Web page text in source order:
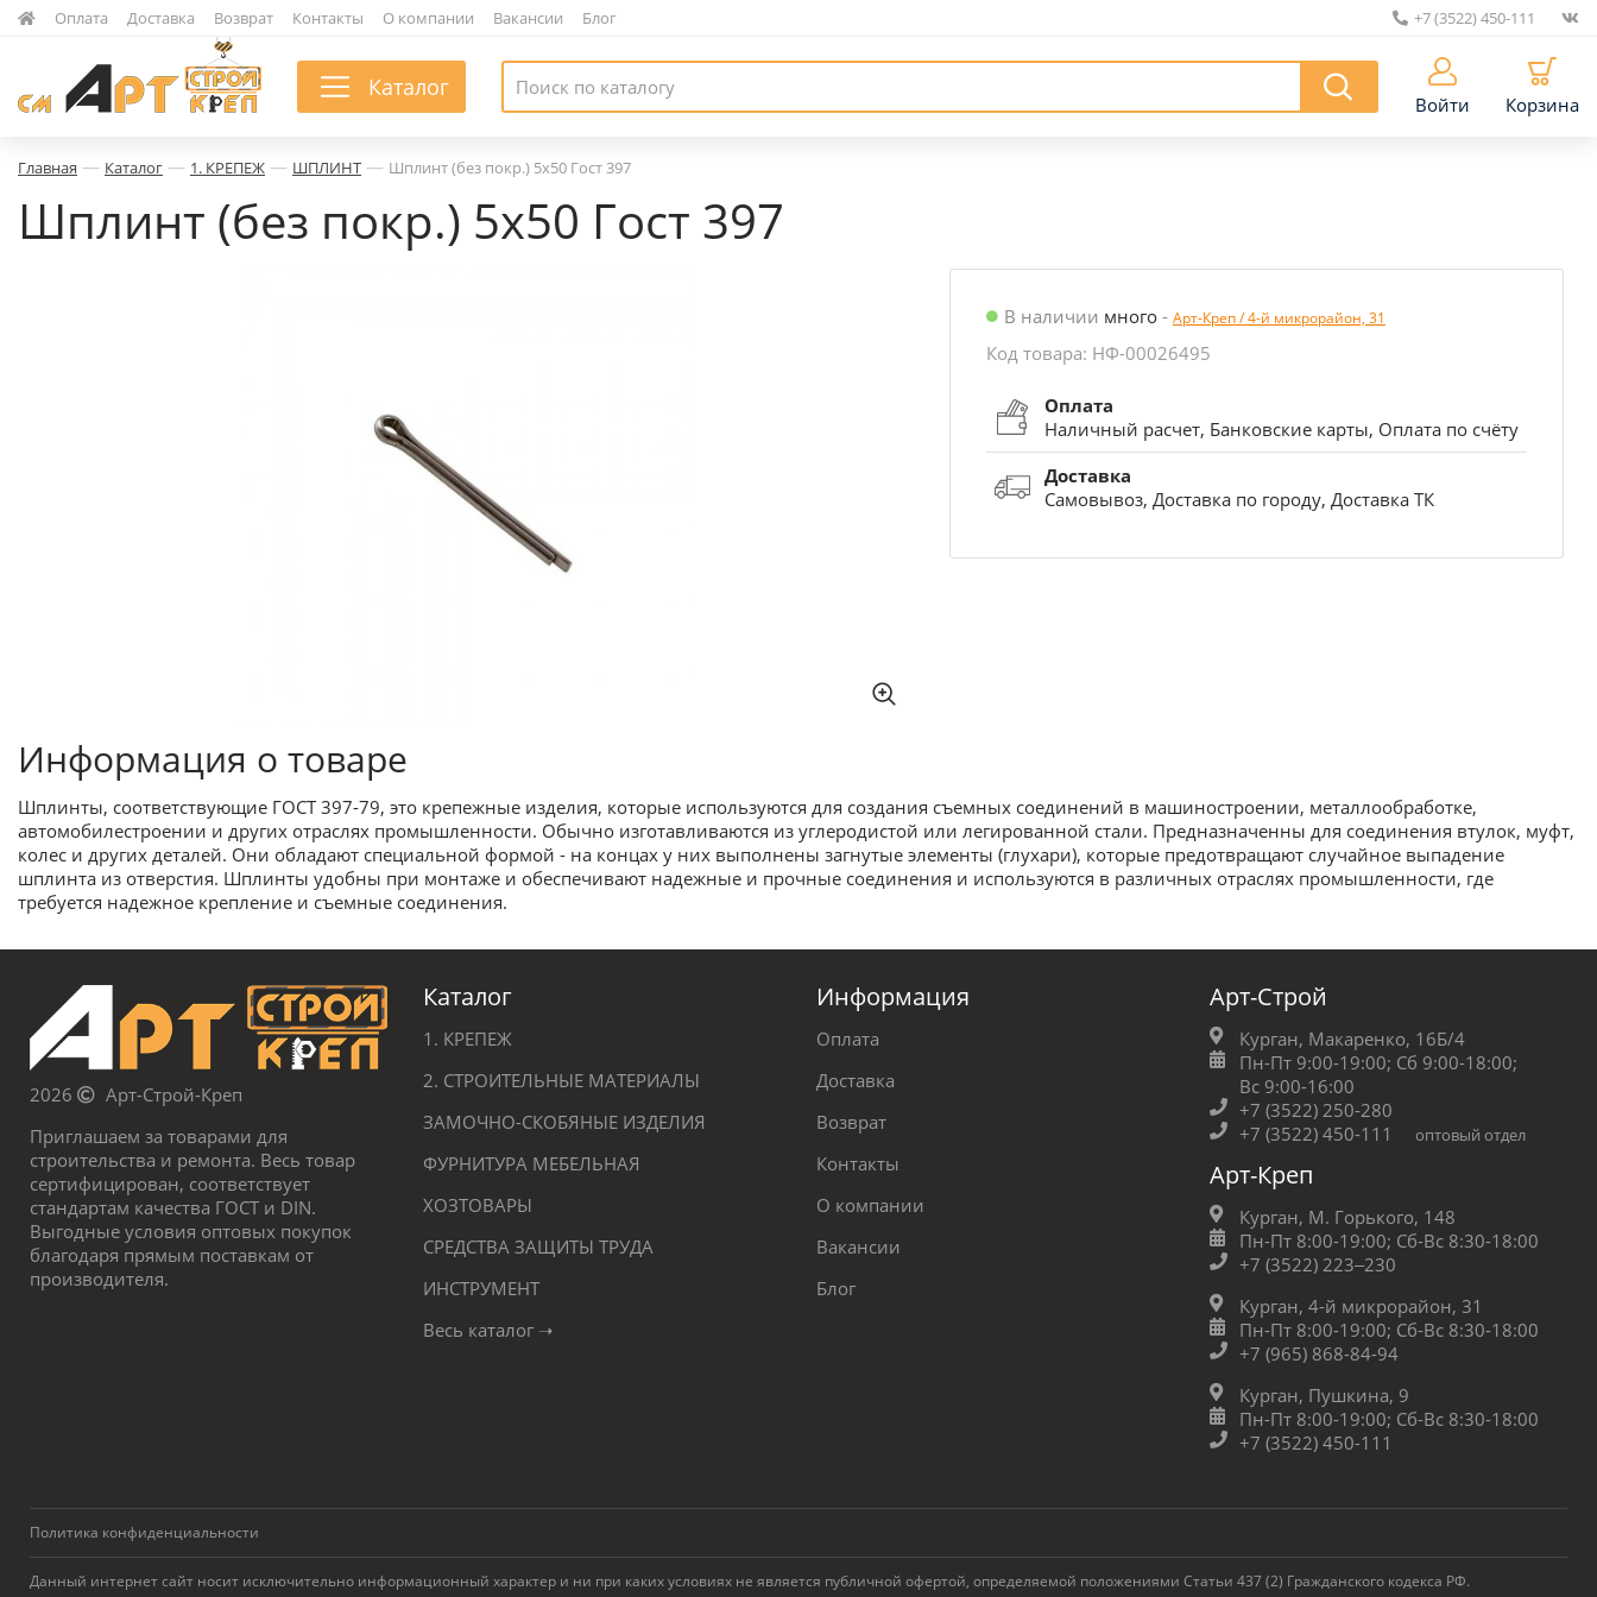
Оплата Доставка Возврат Контакты О компании Вакансии Блог +7 (3522) 450-111
Каталог
Войти Корзина
Главная — Каталог — 1. КРЕПЕЖ — ШПЛИНТ — Шплинт (без покр.) 5х50 Гост 397
Шплинт (без покр.) 5х50 Гост 397
В наличии много - Арт-Креп / 4-й микрорайон, 31
Код товара: НФ-00026495
Оплата
Наличный расчет, Банковские карты, Оплата по счёту
Доставка
Самовывоз, Доставка по городу, Доставка ТК
Информация о товаре
Шплинты, соответствующие ГОСТ 397-79, это крепежные изделия, которые используются для создания съемных соединений в машиностроении, металлообработке,
автомобилестроении и других отраслях промышленности. Обычно изготавливаются из углеродистой или легированной стали. Предназначенны для соединения втулок, муфт,
колес и других деталей. Они обладают специальной формой - на концах у них выполнены загнутые элементы (глухари), которые предотвращают случайное выпадение
шплинта из отверстия. Шплинты удобны при монтаже и обеспечивают надежные и прочные соединения и используются в различных отраслях промышленности, где
требуется надежное крепление и съемные соединения.
2026
Арт-Строй-Креп
Приглашаем за товарами для
строительства и ремонта. Весь товар
сертифицирован, соответствует
стандартам качества ГОСТ и DIN.
Выгодные условия оптовых покупок
благодаря прямым поставкам от
производителя.
Каталог
1. КРЕПЕЖ
2. СТРОИТЕЛЬНЫЕ МАТЕРИАЛЫ
ЗАМОЧНО-СКОБЯНЫЕ ИЗДЕЛИЯ
ФУРНИТУРА МЕБЕЛЬНАЯ
ХОЗТОВАРЫ
СРЕДСТВА ЗАЩИТЫ ТРУДА
ИНСТРУМЕНТ
Весь каталог ➝
Информация
Оплата
Доставка
Возврат
Контакты
О компании
Вакансии
Блог
Арт-Строй
Курган, Макаренко, 16Б/4
Пн-Пт 9:00-19:00; Сб 9:00-18:00;
Вс 9:00-16:00
+7 (3522) 250-280
+7 (3522) 450-111
оптовый отдел
Арт-Креп
Курган, М. Горького, 148
Пн-Пт 8:00-19:00; Сб-Вс 8:30-18:00
+7 (3522) 223‒230
Курган, 4-й микрорайон, 31
Пн-Пт 8:00-19:00; Сб-Вс 8:30-18:00
+7 (965) 868-84-94
Курган, Пушкина, 9
Пн-Пт 8:00-19:00; Сб-Вс 8:30-18:00
+7 (3522) 450-111
Политика конфиденциальности
Данный интернет сайт носит исключительно информационный характер и ни при каких условиях не является публичной офертой, определяемой положениями Статьи 437 (2) Гражданского кодекса РФ.